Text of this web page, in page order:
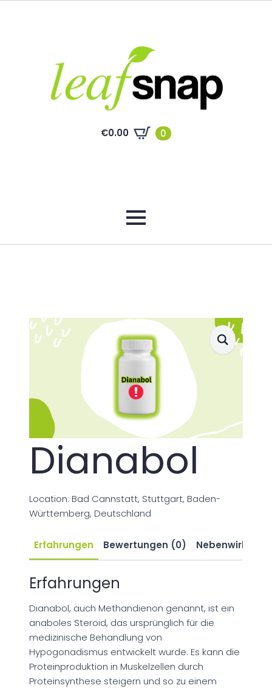
€0.00 0
Dianabol
Location: Bad Cannstatt, Stuttgart, Baden-
Württemberg, Deutschland
Erfahrungen Bewertungen (0) Nebenwirkung
Erfahrungen
Dianabol, auch Methandienon genannt, ist ein
anaboles Steroid, das ursprünglich für die
medizinische Behandlung von
Hypogonadismus entwickelt wurde. Es kann die
Proteinproduktion in Muskelzellen durch
Proteinsynthese steigern und so zu einem